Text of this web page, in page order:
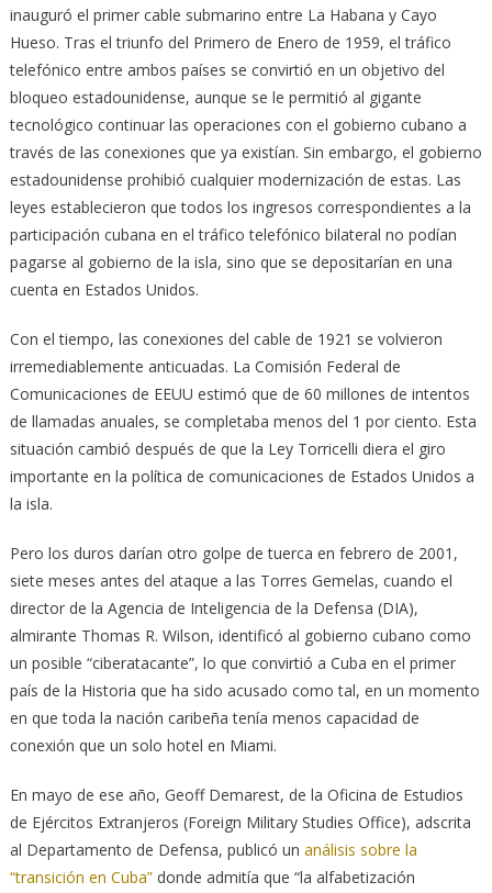
inauguró el primer cable submarino entre La Habana y Cayo
Hueso. Tras el triunfo del Primero de Enero de 1959, el tráfico
telefónico entre ambos países se convirtió en un objetivo del
bloqueo estadounidense, aunque se le permitió al gigante
tecnológico continuar las operaciones con el gobierno cubano a
través de las conexiones que ya existían. Sin embargo, el gobierno
estadounidense prohibió cualquier modernización de estas. Las
leyes establecieron que todos los ingresos correspondientes a la
participación cubana en el tráfico telefónico bilateral no podían
pagarse al gobierno de la isla, sino que se depositarían en una
cuenta en Estados Unidos.
Con el tiempo, las conexiones del cable de 1921 se volvieron
irremediablemente anticuadas. La Comisión Federal de
Comunicaciones de EEUU estimó que de 60 millones de intentos
de llamadas anuales, se completaba menos del 1 por ciento. Esta
situación cambió después de que la Ley Torricelli diera el giro
importante en la política de comunicaciones de Estados Unidos a
la isla.
Pero los duros darían otro golpe de tuerca en febrero de 2001,
siete meses antes del ataque a las Torres Gemelas, cuando el
director de la Agencia de Inteligencia de la Defensa (DIA),
almirante Thomas R. Wilson, identificó al gobierno cubano como
un posible “ciberatacante”, lo que convirtió a Cuba en el primer
país de la Historia que ha sido acusado como tal, en un momento
en que toda la nación caribeña tenía menos capacidad de
conexión que un solo hotel en Miami.
En mayo de ese año, Geoff Demarest, de la Oficina de Estudios
de Ejércitos Extranjeros (Foreign Military Studies Office), adscrita
al Departamento de Defensa, publicó un análisis sobre la
“transición en Cuba”donde admitía que “la alfabetización